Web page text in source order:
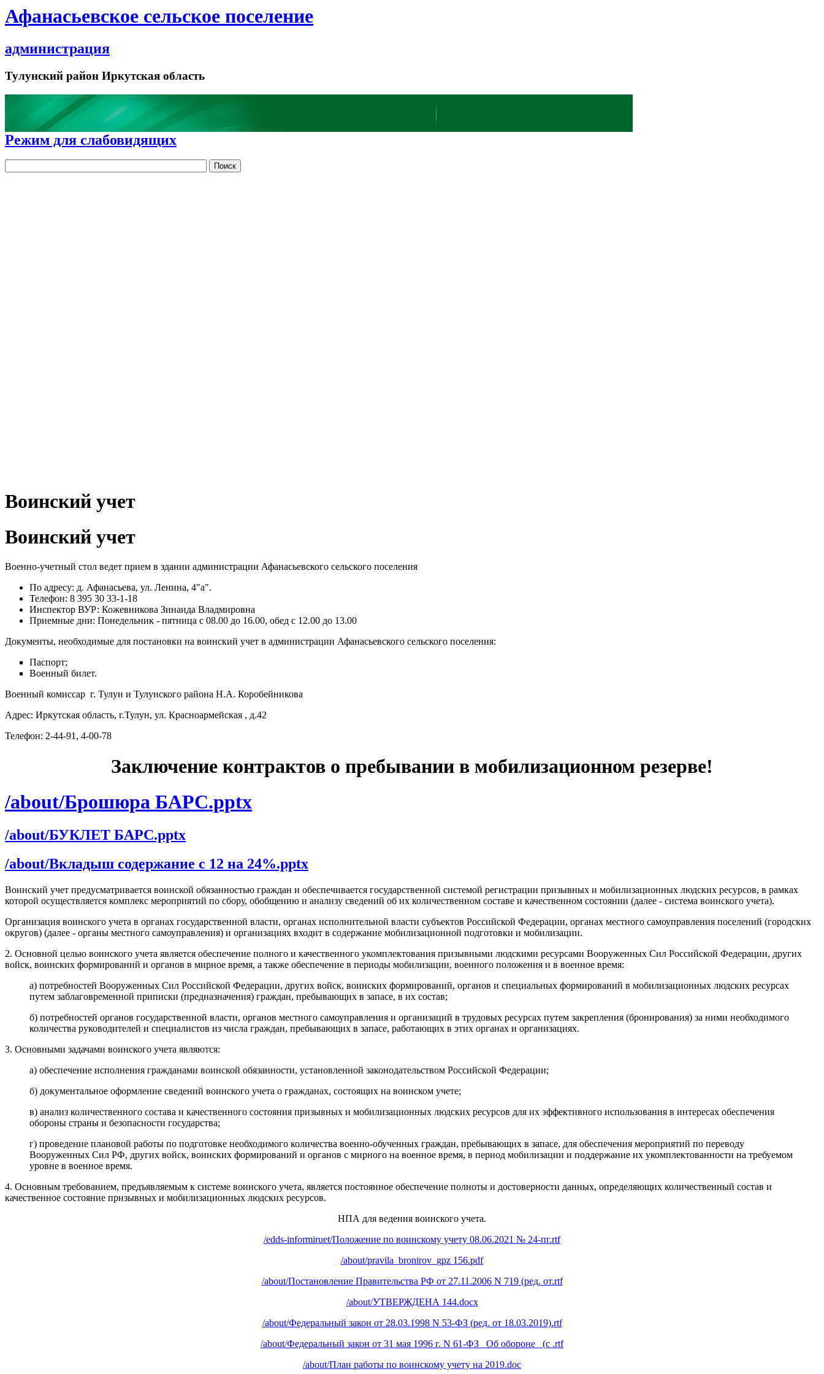
Афанасьевское сельское поселение
администрация
Тулунский район Иркутская область
Режим для слабовидящих
Воинский учет
Воинский учет
Военно-учетный стол ведет прием в здании администрации Афанасьевского сельского поселения
По адресу: д. Афанасьева, ул. Ленина, 4"а".
Телефон: 8 395 30 33-1-18
Инспектор ВУР: Кожевникова Зинаида Владмировна
Приемные дни: Понедельник - пятница с 08.00 до 16.00, обед с 12.00 до 13.00
Документы, необходимые для постановки на воинский учет в администрации Афанасьевского сельского поселения:
Паспорт;
Военный билет.
Военный комиссар г. Тулун и Тулунского района Н.А. Коробейникова
Адрес: Иркутская область, г.Тулун, ул. Красноармейская , д.42
Телефон: 2-44-91, 4-00-78
Заключение контрактов о пребывании в мобилизационном резерве!
/about/Брошюра БАРС.pptx
/about/БУКЛЕТ БАРС.pptx
/about/Вкладыш содержание с 12 на 24%.pptx
Воинский учет предусматривается воинской обязанностью граждан и обеспечивается государственной системой регистрации призывных и мобилизационных людских ресурсов, в рамках
которой осуществляется комплекс мероприятий по сбору, обобщению и анализу сведений об их количественном составе и качественном состоянии (далее - система воинского учета).
Организация воинского учета в органах государственной власти, органах исполнительной власти субъектов Российской Федерации, органах местного самоуправления поселений (городских
округов) (далее - органы местного самоуправления) и организациях входит в содержание мобилизационной подготовки и мобилизации.
2. Основной целью воинского учета является обеспечение полного и качественного укомплектования призывными людскими ресурсами Вооруженных Сил Российской Федерации, других
войск, воинских формирований и органов в мирное время, а также обеспечение в периоды мобилизации, военного положения и в военное время:
а) потребностей Вооруженных Сил Российской Федерации, других войск, воинских формирований, органов и специальных формирований в мобилизационных людских ресурсах
путем заблаговременной приписки (предназначения) граждан, пребывающих в запасе, в их состав;
б) потребностей органов государственной власти, органов местного самоуправления и организаций в трудовых ресурсах путем закрепления (бронирования) за ними необходимого
количества руководителей и специалистов из числа граждан, пребывающих в запасе, работающих в этих органах и организациях.
3. Основными задачами воинского учета являются:
а) обеспечение исполнения гражданами воинской обязанности, установленной законодательством Российской Федерации;
б) документальное оформление сведений воинского учета о гражданах, состоящих на воинском учете;
в) анализ количественного состава и качественного состояния призывных и мобилизационных людских ресурсов для их эффективного использования в интересах обеспечения
обороны страны и безопасности государства;
г) проведение плановой работы по подготовке необходимого количества военно-обученных граждан, пребывающих в запасе, для обеспечения мероприятий по переводу
Вооруженных Сил РФ, других войск, воинских формирований и органов с мирного на военное время, в период мобилизации и поддержание их укомплектованности на требуемом
уровне в военное время.
4. Основным требованием, предъявляемым к системе воинского учета, является постоянное обеспечение полноты и достоверности данных, определяющих количественный состав и
качественное состояние призывных и мобилизационных людских ресурсов.
НПА для ведения воинского учета.
/edds-informiruet/Положение по воинскому учету 08.06.2021 № 24-пг.rtf
/about/pravila_bronirov_gpz 156.pdf
/about/Постановление Правительства РФ от 27.11.2006 N 719 (ред. от.rtf
/about/УТВЕРЖДЕНА 144.docx
/about/Федеральный закон от 28.03.1998 N 53-ФЗ (ред. от 18.03.2019).rtf
/about/Федеральный закон от 31 мая 1996 г. N 61-ФЗ _Об обороне_ (с .rtf
/about/План работы по воинскому учету на 2019.doc